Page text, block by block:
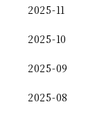
2025-11
2025-10
2025-09
2025-08